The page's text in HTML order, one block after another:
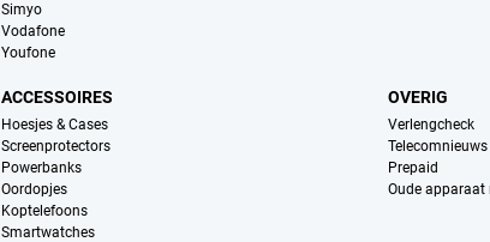
Simyo
Vodafone
Youfone
ACCESSOIRES
Hoesjes & Cases
Screenprotectors
Powerbanks
Oordopjes
Koptelefoons
Smartwatches
OVERIG
Verlengcheck
Telecomnieuws
Prepaid
Oude apparaat